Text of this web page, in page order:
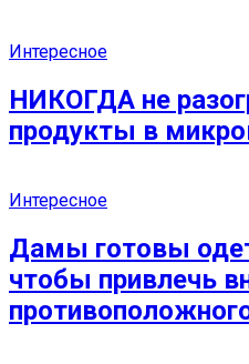
Интересное
НИКОГДА не
продукты в
Интересное
Дамы готовы
чтобы привлечь